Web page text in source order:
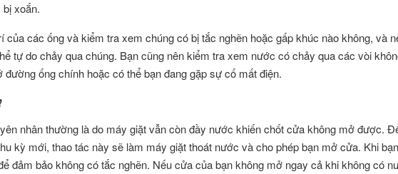
xoắn.
các ống và kiểm tra xem chúng có bị tắc nghẽn hoặc gấp khúc nào không, và
tự do chảy qua chúng. Bạn cũng nên kiểm tra xem nước có chảy qua các vòi
ống chính hoặc có thể bạn đang gặp sự cố mất điện.
nhân thường là do máy giặt vẫn còn đầy nước khiến chốt cửa không mở được.
kỳ mới, thao tác này sẽ làm máy giặt thoát nước và cho phép bạn mở cửa. Khi
đảm bảo không có tắc nghẽn. Nếu cửa của bạn không mở ngay cả khi không có